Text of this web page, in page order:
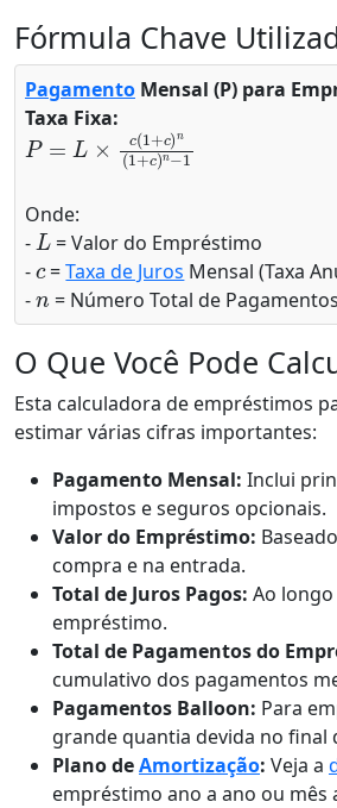
Fórmula Chave
Pagamento Mensal (P) para
Taxa Fixa:
P=L×c(1+ c)n(1+
Onde:
-
L
= Valor do Empréstimo
-
c
=Taxa de Juros Mensal (Taxa
-
n
= Número Total de
O Que Você Pode
Esta calculadora de empréstimos
estimar várias cifras importantes:
Pagamento Mensal: Inclui
impostos e seguros opcionais.
Valor do Empréstimo:
compra e na entrada.
Total de Juros Pagos: Ao
empréstimo.
Total de Pagamentos do
cumulativo dos pagamentos
Pagamentos Balloon: Para
grande quantia devida no final
Plano deAmortização: Veja a
empréstimo ano a ano ou mês